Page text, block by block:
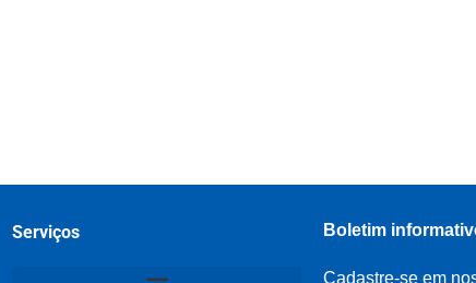
Serviços Boletim
Cadastre-se em